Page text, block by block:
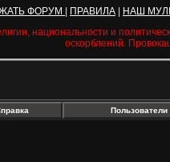
ФОРУМ ПРАВИЛА
НАШ
национальности и
оскорблений.
Пользователи